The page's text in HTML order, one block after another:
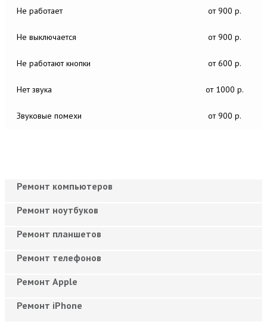
Не работает от 900 р.
Не выключается от 900 р.
Не работают кнопки от 600 р.
Нет звука от 1000 р.
Звуковые помехи от 900 р.
Ремонт компьютеров
Ремонт ноутбуков
Ремонт планшетов
Ремонт телефонов
Ремонт Apple
Ремонт iPhone